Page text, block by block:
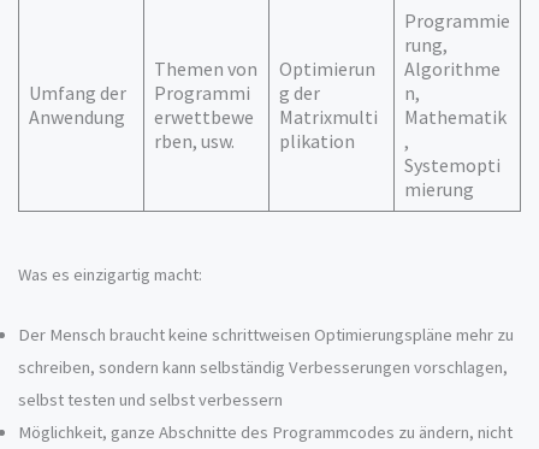
Umfang der
Anwendung
Themen von
Programmi
erwettbewe
rben, usw.
Optimierun
g der
Matrixmulti
plikation
Programmie
rung,
Algorithme
n,
Mathematik
,
Systemopti
mierung
Was es einzigartig macht:
Der Mensch braucht keine schrittweisen Optimierungspläne mehr zu
schreiben, sondern kann selbständig Verbesserungen vorschlagen,
selbst testen und selbst verbessern
Möglichkeit, ganze Abschnitte des Programmcodes zu ändern, nicht